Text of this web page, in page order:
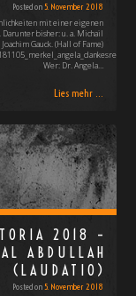
Posted on5. November 2018
mit einer eigenen
bisher: u. a. Michail
Gauck. (Hall of Fame)
Wer: Dr. Angela…
Lies mehr ...
2018 –
ABDULLAH
(LAUDATIO)
Posted on5. November 2018